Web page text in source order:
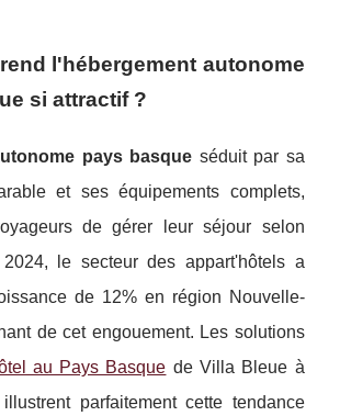
l'hébergement autonome
si attractif ?
pays basque séduit par sa
et ses équipements complets,
de gérer leur séjour selon
le secteur des appart'hôtels a
de 12% en région Nouvelle-
de cet engouement. Les solutions
au Pays Basque de Villa Bleue à
parfaitement cette tendance